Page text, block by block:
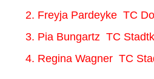
2. Freyja Pardeyke TC
3. Pia Bungartz TC
4. Regina Wagner TC